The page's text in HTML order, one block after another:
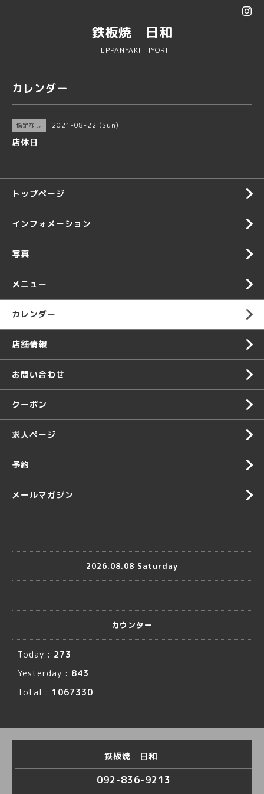
鉄板焼 日和
TEPPANYAKI HIYORI
カレンダー
指定なし 2021-08-22 (Sun)
店休日
トップページ
インフォメーション
写真
メニュー
カレンダー
店舗情報
お問い合わせ
クーポン
求人ページ
予約
メールマガジン
2026.08.08 Saturday
カウンター
Today : 273
Yesterday : 843
Total : 1067330
鉄板焼 日和
092-836-9213